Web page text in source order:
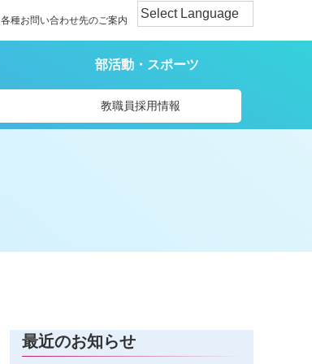
各種お問い合わせ先のご案内
部活動・スポーツ
教職員採用情報
最近のお知らせ